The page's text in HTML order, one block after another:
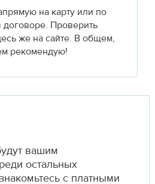
на карту или по
договоре. Проверить
же на сайте. В общем,
рекомендую!
вашим
остальных
с платными